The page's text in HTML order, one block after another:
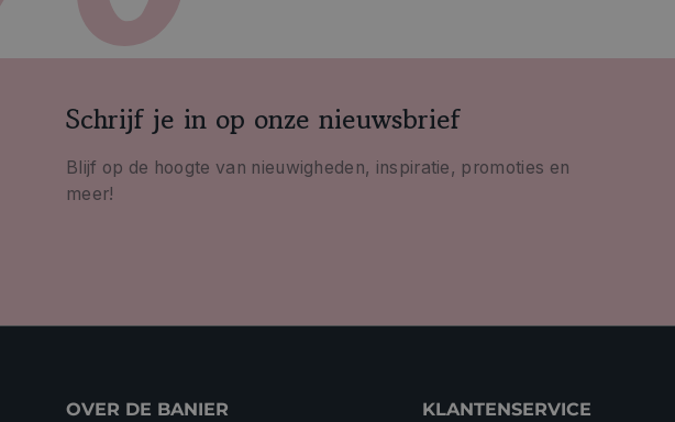
Schrijf je in op onze nieuwsbrief
Blijf op de hoogte van nieuwigheden, inspiratie, promoties en
meer!
OVER DE BANIER KLANTENSERVICE